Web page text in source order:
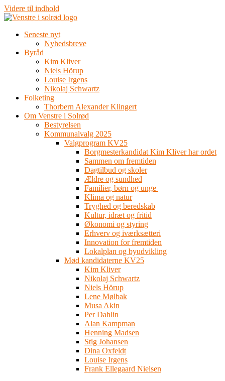
Videre til indhold
Seneste nyt
Nyhedsbreve
Byråd
Kim Kliver
Niels Hörup
Louise Irgens
Nikolaj Schwartz
Folketing
Thorbern Alexander Klingert
Om Venstre i Solrød
Bestyrelsen
Kommunalvalg 2025
Valgprogram KV25
Borgmesterkandidat Kim Kliver har ordet
Sammen om fremtiden
Dagtilbud og skoler
Ældre og sundhed
Familier, børn og unge
Klima og natur
Tryghed og beredskab
Kultur, idræt og fritid
Økonomi og styring
Erhverv og iværksætteri
Innovation for fremtiden
Lokalplan og byudvikling
Mød kandidaterne KV25
Kim Kliver
Nikolaj Schwartz
Niels Hörup
Lene Mølbak
Musa Akin
Per Dahlin
Alan Kampman
Henning Madsen
Stig Johansen
Dina Oxfeldt
Louise Irgens
Frank Ellegaard Nielsen